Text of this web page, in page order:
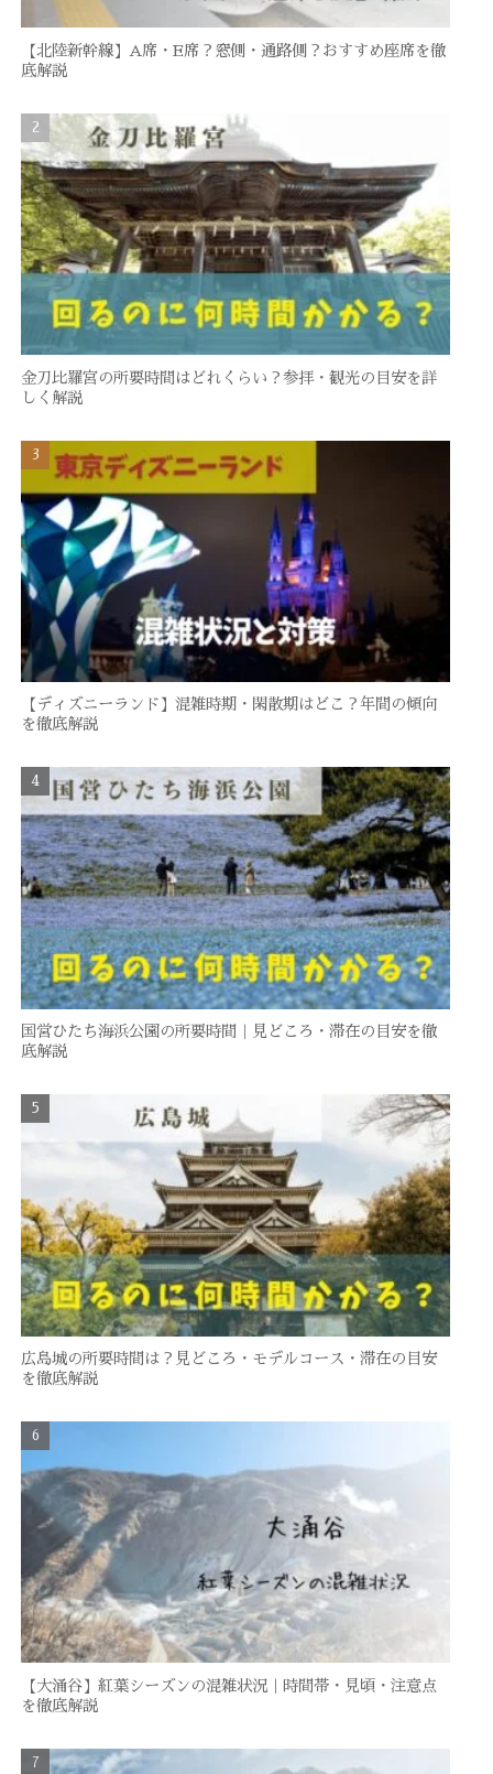
【北陸新幹線】A席・E席？窓側・通路側？おすすめ座席を徹
底解説
金刀比羅宮の所要時間はどれくらい？参拝・観光の目安を詳
しく解説
【ディズニーランド】混雑時期・閑散期はどこ？年間の傾向
を徹底解説
国営ひたち海浜公園の所要時間｜見どころ・滞在の目安を徹
底解説
広島城の所要時間は？見どころ・モデルコース・滞在の目安
を徹底解説
【大涌谷】紅葉シーズンの混雑状況｜時間帯・見頃・注意点
を徹底解説